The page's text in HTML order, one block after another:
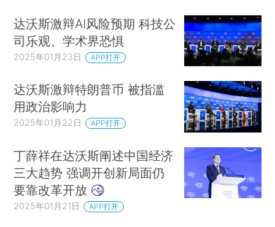
达沃斯激辩AI风险预期 科技公
司乐观、学术界恐惧
2025年01月23日 APP打开
达沃斯激辩特朗普币 被指滥
用政治影响力
2025年01月22日 APP打开
丁薛祥在达沃斯阐述中国经济
三大趋势 强调开创新局面仍
要靠改革开放
2025年01月21日 APP打开